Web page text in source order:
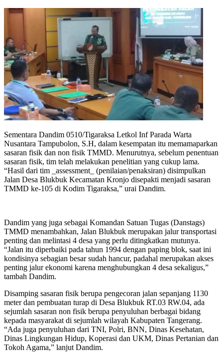
Sementara Dandim 0510/Tigaraksa Letkol Inf Parada Warta
Nusantara Tampubolon, S.H, dalam kesempatan itu memamaparkan
sasaran fisik dan non fisik TMMD. Menurutnya, sebelum penentuan
sasaran fisik, tim telah melakukan penelitian yang cukup lama.
“Hasil dari tim _assessment_ (penilaian/penaksiran) disimpulkan
Jalan Desa Blukbuk Kecamatan Kronjo disepakti menjadi sasaran
TMMD ke-105 di Kodim Tigaraksa,” urai Dandim.
Dandim yang juga sebagai Komandan Satuan Tugas (Danstags)
TMMD menambahkan, Jalan Blukbuk merupakan jalur transportasi
penting dan melintasi 4 desa yang perlu ditingkatkan mutunya.
“Jalan itu diperbaiki pada tahun 1994 dengan paping blok, saat ini
kondisinya sebagian besar sudah hancur, padahal merupakan akses
penting jalur ekonomi karena menghubungkan 4 desa sekaligus,”
tambah Dandim.
Disamping sasaran fisik berupa pengecoran jalan sepanjang 1130
meter dan pembuatan turap di Desa Blukbuk RT.03 RW.04, ada
sejumlah sasaran non fisik berupa penyuluhan berbagai bidang
kepada masyarakat di sejumlah wilayah Kabupaten Tangerang.
“Ada juga penyuluhan dari TNI, Polri, BNN, Dinas Kesehatan,
Dinas Lingkungan Hidup, Koperasi dan UKM, Dinas Pertanian dan
Tokoh Agama,” lanjut Dandim.